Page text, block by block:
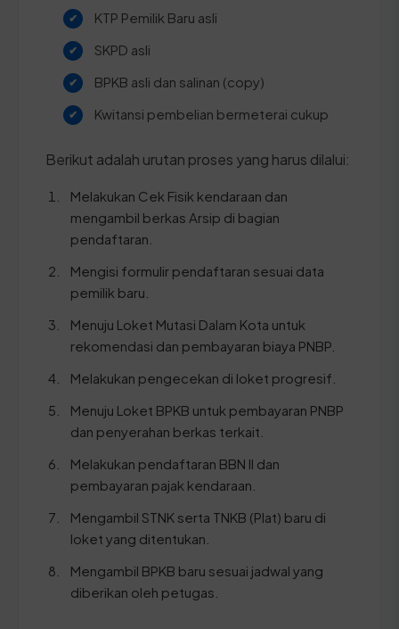
KTP Pemilik Baru asli
SKPD asli
BPKB asli dan salinan (copy)
Kwitansi pembelian bermeterai cukup
Berikut adalah urutan proses yang harus dilalui:
Melakukan Cek Fisik kendaraan dan
mengambil berkas Arsip di bagian
pendaftaran.
Mengisi formulir pendaftaran sesuai data
pemilik baru.
Menuju Loket Mutasi Dalam Kota untuk
rekomendasi dan pembayaran biaya PNBP.
Melakukan pengecekan di loket progresif.
Menuju Loket BPKB untuk pembayaran PNBP
dan penyerahan berkas terkait.
Melakukan pendaftaran BBN II dan
pembayaran pajak kendaraan.
Mengambil STNK serta TNKB (Plat) baru di
loket yang ditentukan.
Mengambil BPKB baru sesuai jadwal yang
diberikan oleh petugas.